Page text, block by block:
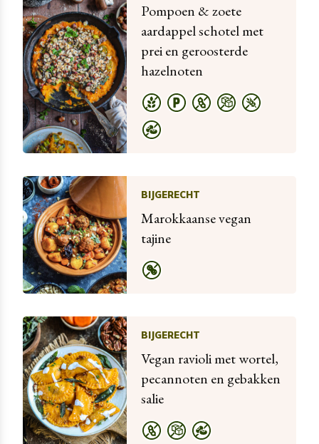
Pompoen & zoete
aardappel schotel met
prei en geroosterde
hazelnoten
BIJGERECHT
Marokkaanse vegan
tajine
BIJGERECHT
Vegan ravioli met wortel,
pecannoten en gebakken
salie